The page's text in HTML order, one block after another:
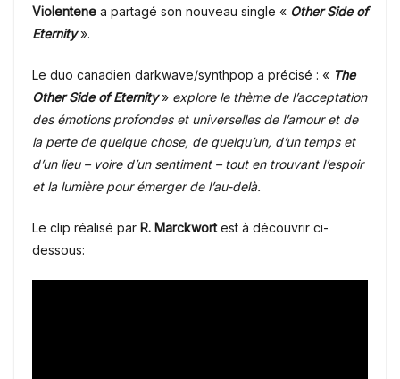
Violentene a partagé son nouveau single « Other Side of
Eternity».
Le duo canadien darkwave/synthpop a précisé : « The
Other Side of Eternity» explore le thème de l’acceptation
des émotions profondes et universelles de l’amour et de
la perte de quelque chose, de quelqu’un, d’un temps et
d’un lieu – voire d’un sentiment – ​​tout en trouvant l’espoir
et la lumière pour émerger de l’au-delà.
Le clip réalisé par R. Marckwortest à découvrir ci-
dessous: